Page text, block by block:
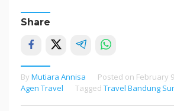
Share
By Mutiara Annisa Posted on February
Agen Travel
Tagged Travel Bandung